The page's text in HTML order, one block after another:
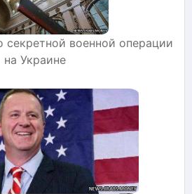
секретной военной операции
на Украине